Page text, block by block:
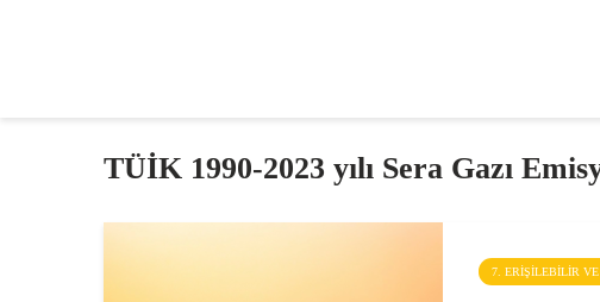
TÜİK 1990-2023 yılı Sera Gazı
7. ERIŞILEBILIR